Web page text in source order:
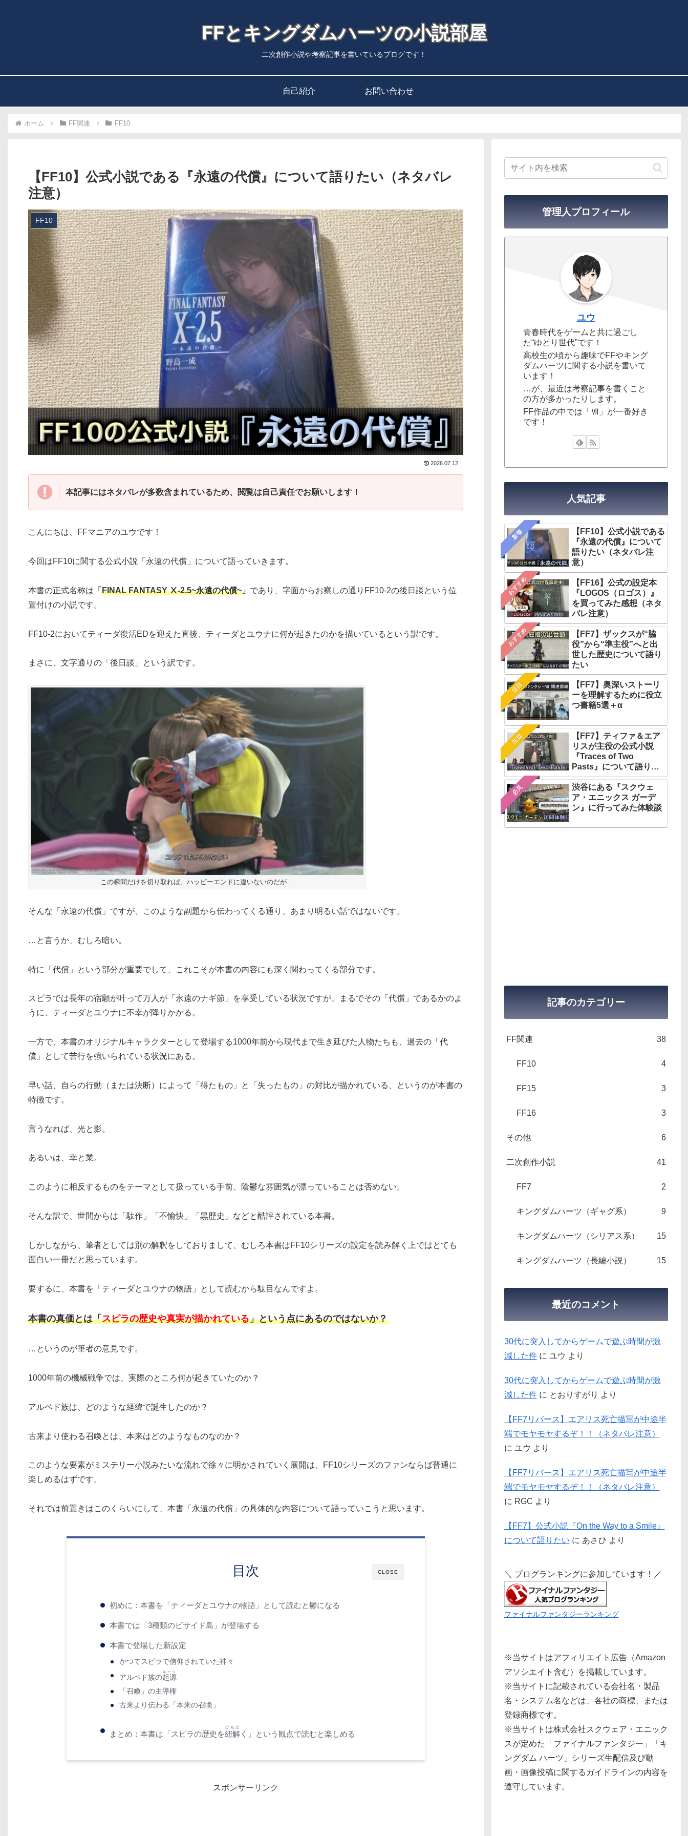
FFとキングダムハーツの小説部屋
二次創作小説や考察記事を書いているブログです！
自己紹介 お問い合わせ
ホーム FF関連 FF10
【FF10】公式小説である『永遠の代償』について語りたい（ネタバレ
注意）
FF10
2026.07.12
本記事にはネタバレが多数含まれているため、閲覧は自己責任でお願いします！
こんにちは、FFマニアのユウです！
今回はFF10に関する公式小説「永遠の代償」について語っていきます。
本書の正式名称は 「 FINAL FANTASY Ⅹ-2.5~永遠の代償~」 であり、字面からお察しの通りFF10-2の後日談という位
置付けの小説です。
FF10-2においてティーダ復活EDを迎えた直後、ティーダとユウナに何が起きたのかを描いているという訳です。
まさに、文字通りの「後日談」という訳です。
この瞬間だけを切り取れば、ハッピーエンドに違いないのだが…
そんな「永遠の代償」ですが、このような副題から伝わってくる通り、あまり明るい話ではないです。
…と言うか、むしろ暗い。
特に「代償」という部分が重要でして、これこそが本書の内容にも深く関わってくる部分です。
スピラでは長年の宿願が叶って万人が「永遠のナギ節」を享受している状況ですが、まるでその「代償」であるかのよ
うに、ティーダとユウナに不幸が降りかかる。
一方で、本書のオリジナルキャラクターとして登場する1000年前から現代まで生き延びた人物たちも、過去の「代
償」として苦行を強いられている状況にある。
早い話、自らの行動（または決断）によって「得たもの」と「失ったもの」の対比が描かれている、というのが本書の
特徴です。
言うなれば、光と影。
あるいは、幸と業。
このように相反するものをテーマとして扱っている手前、陰鬱な雰囲気が漂っていることは否めない。
そんな訳で、世間からは「駄作」「不愉快」「黒歴史」などと酷評されている本書。
しかしながら、筆者としては別の解釈をしておりまして、むしろ本書はFF10シリーズの設定を読み解く上ではとても
面白い一冊だと思っています。
要するに、本書を「ティーダとユウナの物語」として読むから駄目なんですよ。
本書の真価とは「スピラの歴史や真実が描かれている」という点にあるのではないか？
…というのが筆者の意見です。
1000年前の機械戦争では、実際のところ何が起きていたのか？
アルベド族は、どのような経緯で誕生したのか？
古来より使わる召喚とは、本来はどのようなものなのか？
このような要素がミステリー小説みたいな流れで徐々に明かされていく展開は、FF10シリーズのファンならば普通に
楽しめるはずです。
それでは前置きはこのくらいにして、本書「永遠の代償」の具体的な内容について語っていこうと思います。
CLOSE
目次
初めに：本書を「ティーダとユウナの物語」として読むと鬱になる
本書では「3種類のビサイド島」が登場する
本書で登場した新設定
かつてスピラで信仰されていた神々
アルベド族の起源
ルーツ
「召喚」の主導権
古来より伝わる「本来の召喚」
まとめ：本書は「スピラの歴史を紐解
ひもと
く」という観点で読むと楽しめる
スポンサーリンク
管理人プロフィール
ユウ
青春時代をゲームと共に過ごし
た“ゆとり世代”です！
高校生の頃から趣味でFFやキング
ダムハーツに関する小説を書いて
います！
…が、最近は考察記事を書くこと
の方が多かったりします。
FF作品の中では「Ⅶ」が一番好き
です！
人気記事
新着
【FF10】公式小説である
『永遠の代償』について
語りたい（ネタバレ注
意）
おすすめ
【FF16】公式の設定本
『LOGOS（ロゴス）』
を買ってみた感想（ネタ
バレ注意）
おすすめ
【FF7】ザックスが“脇
役”から“準主役”へと出
世した歴史について語り
たい
注目
【FF7】奥深いストーリ
ーを理解するために役立
つ書籍5選＋α
注目
【FF7】ティファ＆エア
リスが主役の公式小説
『Traces of Two
Pasts』について語りた
い
必見
渋谷にある『スクウェ
ア・エニックス ガーデ
ン』に行ってみた体験談
記事のカテゴリー
FF関連 38
FF10 4
FF15 3
FF16 3
その他 6
二次創作小説 41
FF7 2
キングダムハーツ（ギャグ系） 9
キングダムハーツ（シリアス系） 15
キングダムハーツ（長編小説） 15
最近のコメント
30代に突入してからゲームで遊ぶ時間が激
減した件に ユウ より
30代に突入してからゲームで遊ぶ時間が激
減した件に とおりすがり より
【FF7リバース】エアリス死亡描写が中途半
端でモヤモヤするぞ！！（ネタバレ注意）
に ユウ より
【FF7リバース】エアリス死亡描写が中途半
端でモヤモヤするぞ！！（ネタバレ注意）
に RGC より
【FF7】公式小説『On the Way to a Smile』
について語りたい に あさひ より
＼ ブログランキングに参加しています！／
ファイナルファンタジーランキング
※当サイトはアフィリエイト広告（Amazon
アソシエイト含む）を掲載しています。
※当サイトに記載されている会社名・製品
名・システム名などは、各社の商標、または
登録商標です。
※当サイトは株式会社スクウェア・エニック
スが定めた「ファイナルファンタジー」「キ
ングダム ハーツ」シリーズ生配信及び動
画・画像投稿に関するガイドラインの内容を
遵守しています。